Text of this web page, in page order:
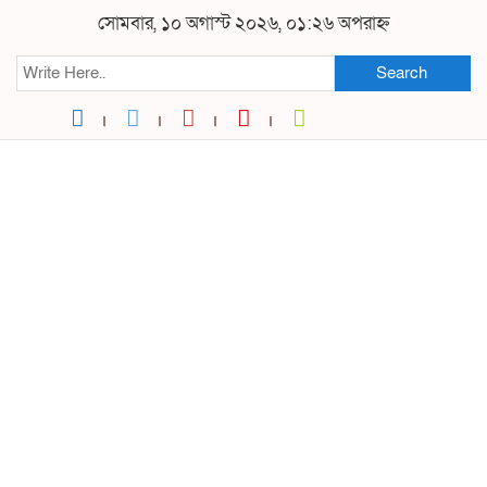
সোমবার, ১০ অগাস্ট ২০২৬, ০১:২৬ অপরাহ্ন
Search